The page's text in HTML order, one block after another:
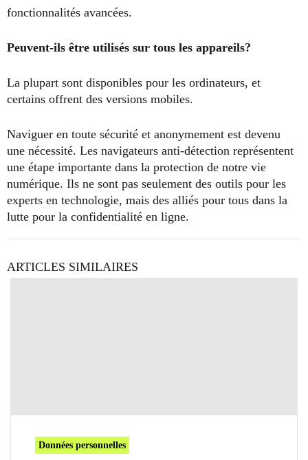
fonctionnalités avancées.
Peuvent-ils être utilisés sur tous les appareils?
La plupart sont disponibles pour les ordinateurs, et
certains offrent des versions mobiles.
Naviguer en toute sécurité et anonymement est devenu
une nécessité. Les navigateurs anti-détection représentent
une étape importante dans la protection de notre vie
numérique. Ils ne sont pas seulement des outils pour les
experts en technologie, mais des alliés pour tous dans la
lutte pour la confidentialité en ligne.
ARTICLES SIMILAIRES
Données personnelles